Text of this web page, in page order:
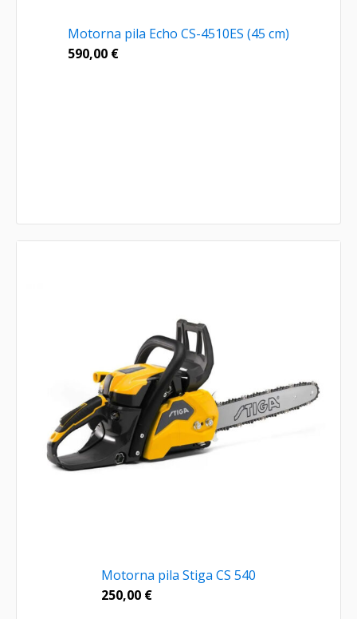
Motorna pila Echo CS-4510ES (45 cm)
590,00 €
Motorna pila Stiga CS 540
250,00 €